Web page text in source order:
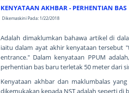
KENYATAAN AKHBAR - PERHENTIAN BAS
Dikemaskini Pada: 1/22/2018
Adalah dimaklumkan bahawa artikel di
iaitu dalam ayat akhir kenyataan tersebut
entrance." Dalam kenyataan PPUM
perhentian bas baru terletak 50 meter dari
Kenyataan akhbar dan maklumbalas
dikemukakan kepada NST adalah seperti di